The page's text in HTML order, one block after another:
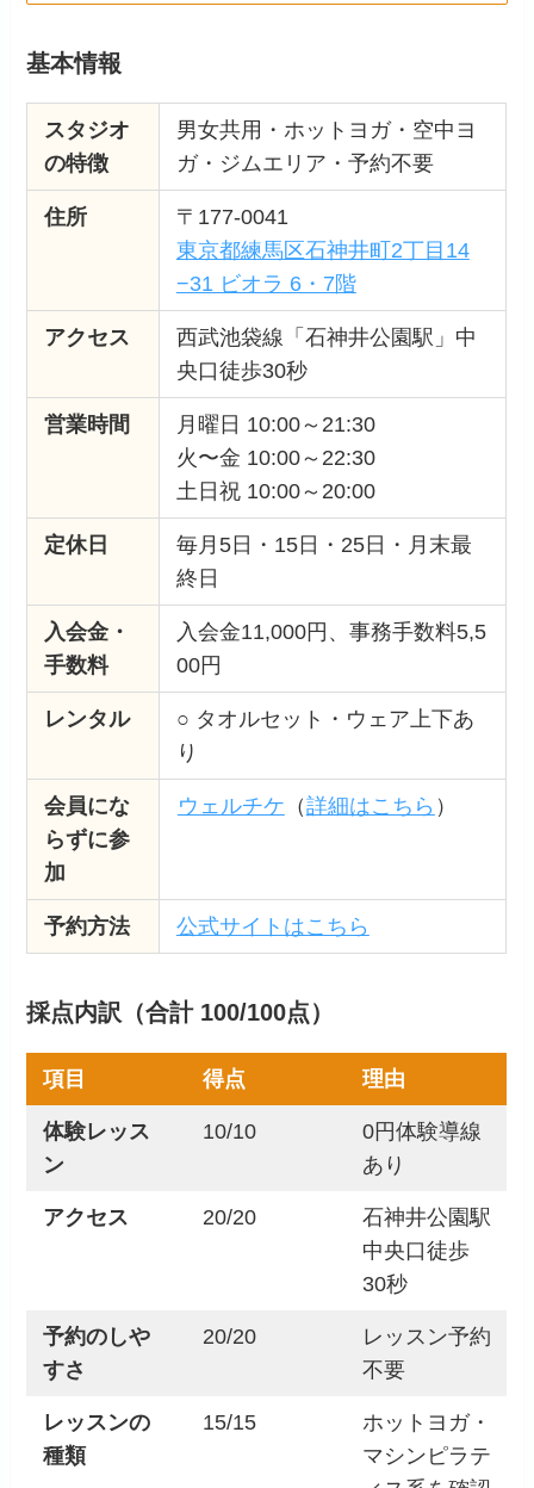
基本情報
スタジオ
の特徴
男女共用・ホットヨガ・空中ヨ
ガ・ジムエリア・予約不要
住所
〒177-0041
東京都練馬区石神井町2丁目14
−31 ビオラ 6・7階
アクセス
西武池袋線「石神井公園駅」中
央口徒歩30秒
営業時間
月曜日 10:00～21:30
火〜金 10:00～22:30
土日祝 10:00～20:00
定休日
毎月5日・15日・25日・月末最
終日
入会金・
手数料
入会金11,000円、事務手数料5,5
00円
レンタル
○ タオルセット・ウェア上下あ
り
会員にな
らずに参
加
ウェルチケ （詳細はこちら ）
予約方法 公式サイトはこちら
採点内訳（合計 100/100点）
項目 得点 理由
体験レッス
ン
10/10
0円体験導線
あり
アクセス 20/20
石神井公園駅
中央口徒歩
30秒
予約のしや
すさ
20/20
レッスン予約
不要
レッスンの
種類
15/15
ホットヨガ・
マシンピラテ